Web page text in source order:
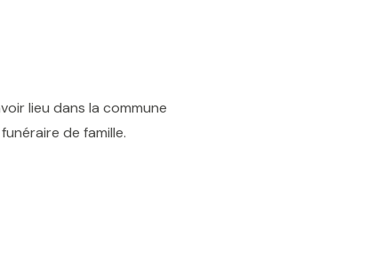
lieu dans la commune
de famille.